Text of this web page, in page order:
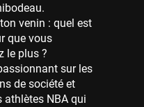
Hornets
Rockets
Wizards
venin : quel est
que vous
le plus ?
sur les
de société et
athlètes NBA qui